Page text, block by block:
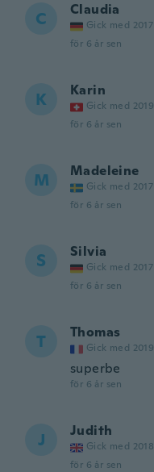
C Claudia
Gick med 2017
för 6 år sen
K Karin
Gick med 2019
för 6 år sen
M Madeleine
Gick med 2017
för 6 år sen
S Silvia
Gick med 2017
för 6 år sen
T Thomas
Gick med 2019
superbe
för 6 år sen
J Judith
Gick med 2018
för 6 år sen